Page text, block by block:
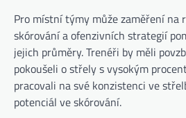
Pro místní týmy může zaměření na
skórování a ofenzivních strategií
jejich průměry. Trenéři by měli
pokoušeli o střely s vysokým
pracovali na své konzistenci ve
potenciál ve skórování.